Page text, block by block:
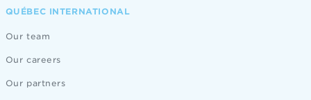
QUÉBEC INTERNATIONAL
Our team
Our careers
Our partners